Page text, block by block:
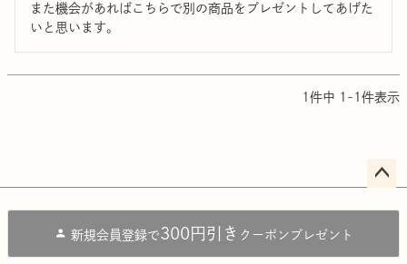
また機会があればこちらで別の商品をプレゼントしてあげた
いと思います。
1 件中 1 - 1 件表示
へ
新規会員登録で300円引き クーポンプレゼント